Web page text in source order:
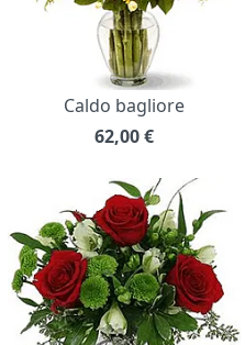
Caldo bagliore
62,00€